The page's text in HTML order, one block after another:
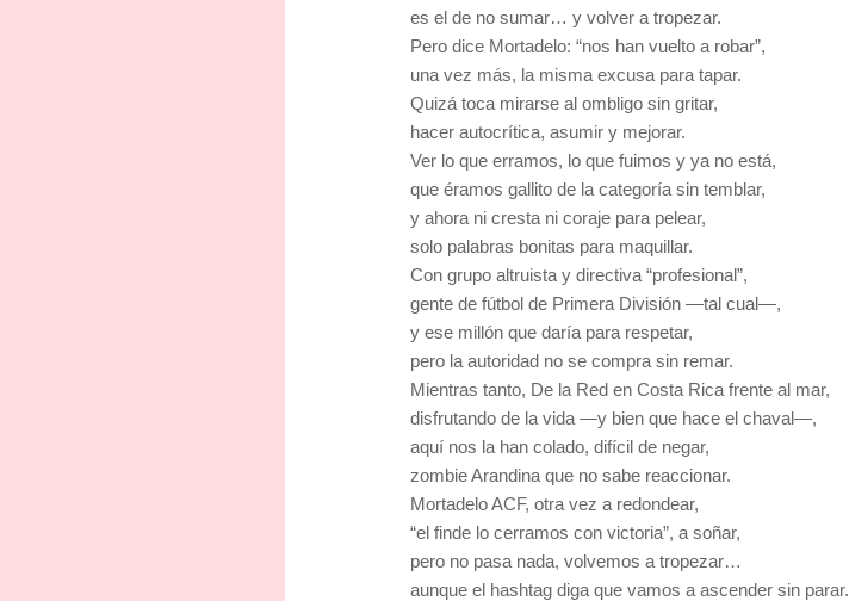
es el de no sumar… y volver a tropezar.
Pero dice Mortadelo: “nos han vuelto a robar”,
una vez más, la misma excusa para tapar.
Quizá toca mirarse al ombligo sin gritar,
hacer autocrítica, asumir y mejorar.
Ver lo que erramos, lo que fuimos y ya no está,
que éramos gallito de la categoría sin temblar,
y ahora ni cresta ni coraje para pelear,
solo palabras bonitas para maquillar.
Con grupo altruista y directiva “profesional”,
gente de fútbol de Primera División —tal cual—,
y ese millón que daría para respetar,
pero la autoridad no se compra sin remar.
Mientras tanto, De la Red en Costa Rica frente al mar,
disfrutando de la vida —y bien que hace el chaval—,
aquí nos la han colado, difícil de negar,
zombie Arandina que no sabe reaccionar.
Mortadelo ACF, otra vez a redondear,
“el finde lo cerramos con victoria”, a soñar,
pero no pasa nada, volvemos a tropezar…
aunque el hashtag diga que vamos a ascender sin parar.